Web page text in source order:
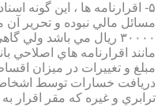
۵- اقرارنامه ها ، اين گونه
مسائل مالي نبوده و تحرير آن
۳۰۰۰۰ ريال مي باشد
مانند اقرارنامه هاي اصلاحي
مبلغ و تغييرات در ميزان
دريافت خسارات توسط اشخاص
ترابري و غيره كه مقر اقرار